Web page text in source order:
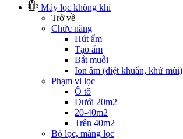
Máy lọc không khí
Trở về
Chức năng
Hút ẩm
Tạo ẩm
Bắt muỗi
Ion âm (diệt khuẩn, khử mùi)
Phạm vi lọc
Ô tô
Dưới 20m2
20-40m2
Trên 40m2
Bộ lọc, màng lọc